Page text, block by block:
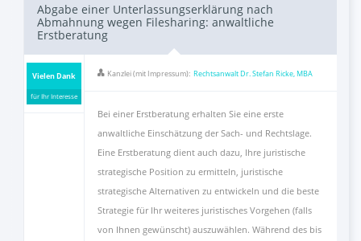
Abgabe einer Unterlassungserklärung nach
Abmahnung wegen Filesharing: anwaltliche
Erstberatung
Vielen Dank
für Ihr Interesse
Kanzlei (mit Impressum): Rechtsanwalt Dr. Stefan Ricke, MBA
Bei einer Erstberatung erhalten Sie eine erste
anwaltliche Einschätzung der Sach- und Rechtslage.
Eine Erstberatung dient auch dazu, Ihre juristische
strategische Position zu ermitteln, juristische
strategische Alternativen zu entwickeln und die beste
Strategie für Ihr weiteres juristisches Vorgehen (falls
von Ihnen gewünscht) auszuwählen. Während des bis